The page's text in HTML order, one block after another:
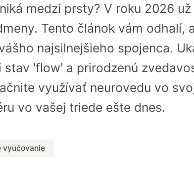
medzi prsty? V roku 2026
Tento článok vám odhalí,
najsilnejšieho spojenca.
'flow' a prirodzenú
využívať neurovedu vo
vo vašej triede ešte dnes.
vyučovanie